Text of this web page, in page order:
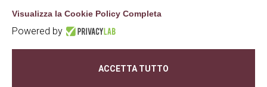
whistleblowing | credits:
Visualizza la Cookie Policy Completa
Powered by
ACCETTA TUTTO